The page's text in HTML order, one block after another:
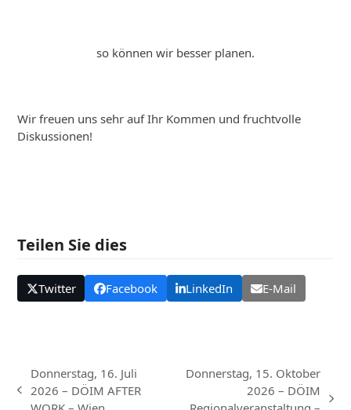
so können wir besser planen.
Wir freuen uns sehr auf Ihr Kommen und fruchtvolle
Diskussionen!
Teilen Sie dies
Twitter Facebook LinkedIn E-Mail
vorheriger
Donnerstag, 16. Juli
2026 – DÖIM AFTER
Nächster
Donnerstag, 15. Oktober
2026 – DÖIM